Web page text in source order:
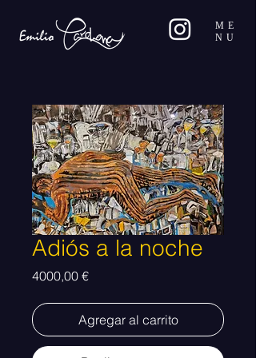
ME
NU
Adiós a la noche
4000,00 €Precio
Agregar al carrito